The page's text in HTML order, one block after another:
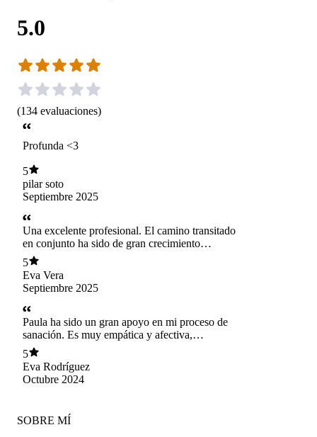
5.0
(134 evaluaciones)
Profunda <3
5
pilar soto
Septiembre 2025
Una excelente profesional. El camino transitado
en conjunto ha sido de gran crecimiento
personal.
5
Eva Vera
Septiembre 2025
Paula ha sido un gran apoyo en mi proceso de
sanación. Es muy empática y afectiva,
agradezco el tiempo que hemos trabajado en mis
temas.
5
Eva Rodríguez
Octubre 2024
SOBRE MÍ